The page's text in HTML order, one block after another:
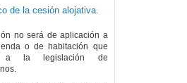
de la cesión alojativa.
no será de aplicación a
o de habitación que
a la legislación de